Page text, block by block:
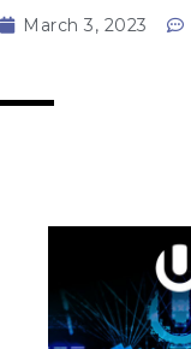
March 3, 2023